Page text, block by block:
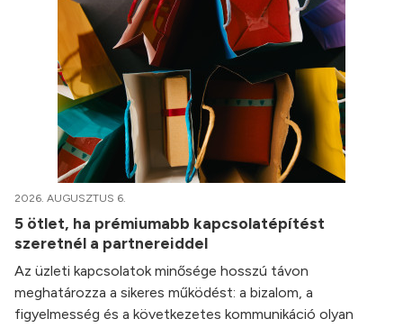
2026. AUGUSZTUS 6.
5 ötlet, ha prémiumabb kapcsolatépítést
szeretnél a partnereiddel
Az üzleti kapcsolatok minősége hosszú távon
meghatározza a sikeres működést: a bizalom, a
figyelmesség és a következetes kommunikáció olyan